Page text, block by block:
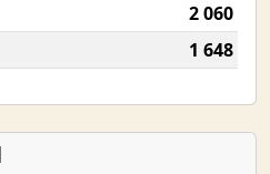
2 060
1 648